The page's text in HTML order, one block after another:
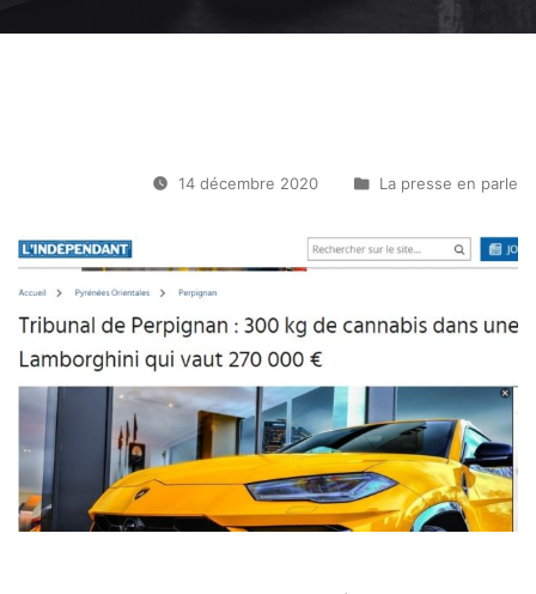
14 décembre 2020 La presse en parle